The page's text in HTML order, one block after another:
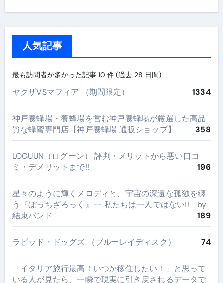
人気記事
最も訪問者が多かった記事 10 件 (過去 28 日間)
ヤクザVSマフィア （期間限定） 1334
神戸養蜂場・養蜂場を営む神戸養蜂場が厳選した高品
質な蜂蜜専門店【神戸養蜂場 通販ショップ】
358
LOGUUN（ログーン） 評判・メリットから悪い口コ
ミ・デメリットまで!!
196
星々のように輝くメロディと、宇宙の深遠な孤独を纏
う『ぼっちざろっく』-- 私たちは一人ではない!! by
結束バンド
189
ラビッド・ドッグズ （ブルーレイディスク） 74
​「イタリア旅行最高！いつか移住したい！」と思って
いる人が見たら、一瞬で現実に引き戻されるデータで